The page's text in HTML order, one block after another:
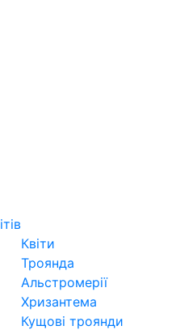
Квіти
Троянда
Альстромерії
Хризантема
Кущові троянди